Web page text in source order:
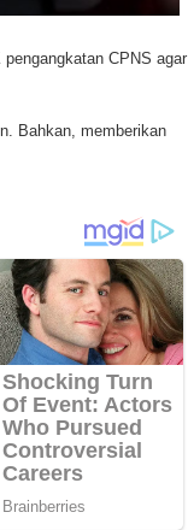
CPNS agar
Bahkan, memberikan